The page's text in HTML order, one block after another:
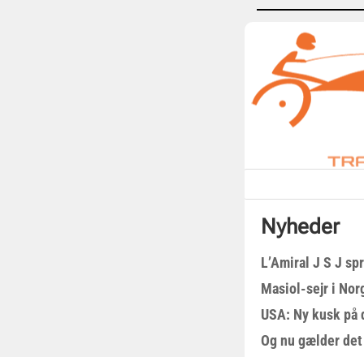
Nyheder
L’Amiral J S J
Masiol-sejr i
USA: Ny kusk på
Og nu gælder